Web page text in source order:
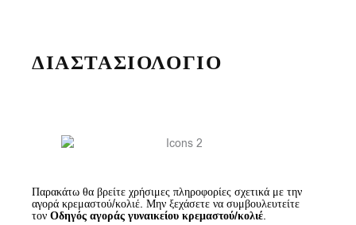
ΔΙΑΣΤΑΣΙΟΛΟΓΙΟ
Παρακάτω θα βρείτε χρήσιμες πληροφορίες σχετικά με την
αγορά κρεμαστού/κολιέ. Μην ξεχάσετε να συμβουλευτείτε
τον Οδηγός αγοράς γυναικείου κρεμαστού/κολιέ.